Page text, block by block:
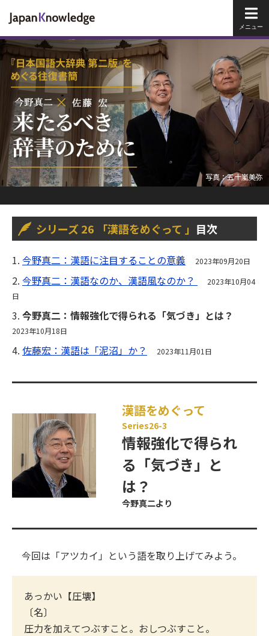
写真：五十嵐美弥
シリーズ 26 「漢語をめぐって 」 目次
1. 今野真二：漢語に注目することの意義 2023年09月20日
2. 今野真二：漢語なのか、漢語風なのか？
2023年10月04
日
3. 今野真二：情報強化で得られる「気づき」とは？
2023年10月18日
4. 佐藤宏：漢語は「泥沼」か？ 2023年11月01日
漢語をめぐって
Series26-3
情報強化で得られ
る「気づき」と
は？
今野真二より
今回は「アツカイ」という語を取り上げてみよう。
あっかい【圧壊】
〔名〕
圧力を加えてつぶすこと。おしつぶすこと。